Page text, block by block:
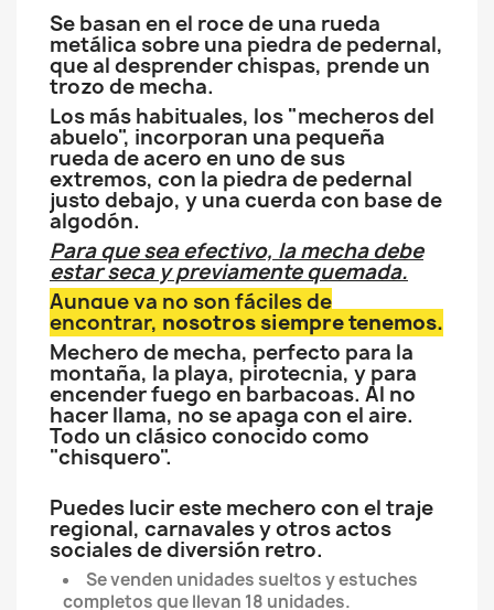
Se basan en el roce de una rueda
metálica sobre una piedra de pedernal,
que al desprender chispas, prende un
trozo de mecha.
Los más habituales, los "mecheros del
abuelo", incorporan una pequeña
rueda de acero en uno de sus
extremos, con la piedra de pedernal
justo debajo, y una cuerda con base de
algodón.
Para que sea efectivo, la mecha debe
estar seca y previamente quemada.
Aunque ya no son fáciles de
encontrar, nosotros siempre tenemos.
Mechero de mecha, perfecto para la
montaña, la playa, pirotecnia, y para
encender fuego en barbacoas. Al no
hacer llama, no se apaga con el aire.
Todo un clásico conocido como
"chisquero".
Puedes lucir este mechero con el traje
regional, carnavales y otros actos
sociales de diversión retro.
Se venden unidades sueltos y estuches
completos que llevan 18 unidades.